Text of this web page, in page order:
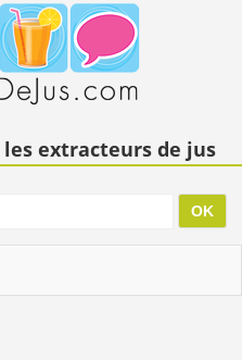
extracteurs de jus